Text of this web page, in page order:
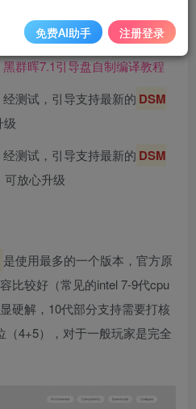
测试，引导支持最新的
，可直接升级
黑群晖7.1引导盘自制编译教程
测试，引导支持最新的 DSM
级
测试，引导支持最新的 DSM
可放心升级
是使用最多的一个版本，官方原
比较好（常见的intel 7-9代cpu
硬解，10代部分支持需要打核
（4+5），对于一般玩家是完全
免费AI助手 注册登录